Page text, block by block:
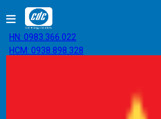
HN: 0983.366.022
HCM: 0938.898.328